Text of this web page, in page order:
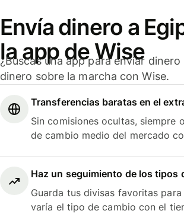
Envía dinero a
la app de Wise
¿Buscas una app para enviar dinero
dinero sobre la marcha con Wise.
Transferencias baratas en el
Sin comisiones ocultas, siempre
de cambio medio del mercado
Haz un seguimiento de los tipos
Guarda tus divisas favoritas
varía el tipo de cambio con el